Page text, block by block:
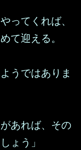
ってくれば、
て迎える。
うではありま
あれば、その
ょう」